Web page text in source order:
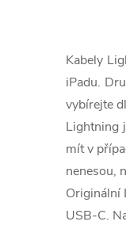
v
l
á
d
a
c
Kabely
iPadu.
vybírejte
Lightning
mít v
nenesou,
Originální
USB-C.